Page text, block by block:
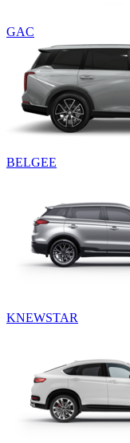
GAC
BELGEE
KNEWSTAR